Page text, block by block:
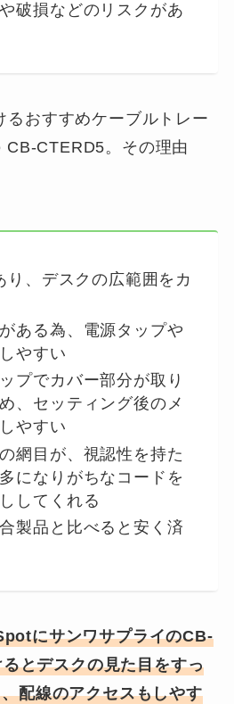
破損などのリスクがあ
おすすめケーブルトレー
CB-CTERD5。その理由
り、デスクの広範囲をカ
ある為、電源タップや
やすい
プでカバー部分が取り
、セッティング後のメ
やすい
網目が、視認性を持た
になりがちなコードを
してくれる
製品と比べると安く済
にサンワサプライのCB-
とデスクの見た目をすっ
配線のアクセスもしやす